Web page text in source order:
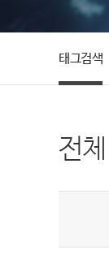
태그검색
전체